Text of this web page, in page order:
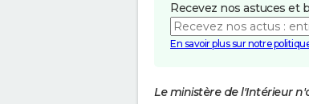
Recevez nos astuces et
En savoir plus sur notre
Le ministère de l'Intérieur